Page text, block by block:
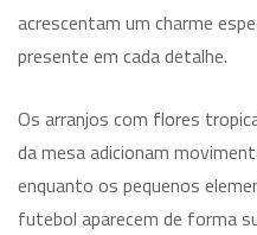
acrescentam um charme
presente em cada detalhe.
Os arranjos com flores
da mesa adicionam
enquanto os pequenos
futebol aparecem de forma